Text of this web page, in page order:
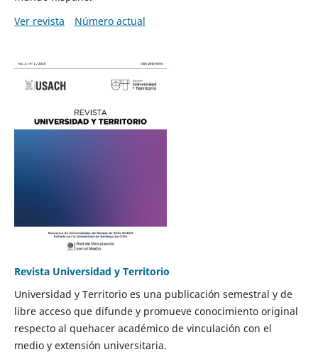
Ver revista
Número actual
Revista Universidad y Territorio
Universidad y Territorio es una publicación semestral y de
libre acceso que difunde y promueve conocimiento original
respecto al quehacer académico de vinculación con el
medio y extensión universitaria.